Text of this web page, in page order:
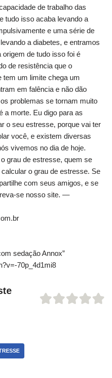
de trabalho das
tudo isso acaba levando a
e uma série de
a diabetes, e entramos
de tudo isso foi é
de resistência que o
tem um limite chega um
em falência e não dão
problemas se tornam muito
a morte. Eu digo para as
o seu estresse, porque vai ter
você, e existem diversas
vivemos no dia de hoje.
grau de estresse, quem se
o grau de estresse. Se
com seus amigos, e se
se nosso site. —
sedação Annox”
70p_4d1mi8